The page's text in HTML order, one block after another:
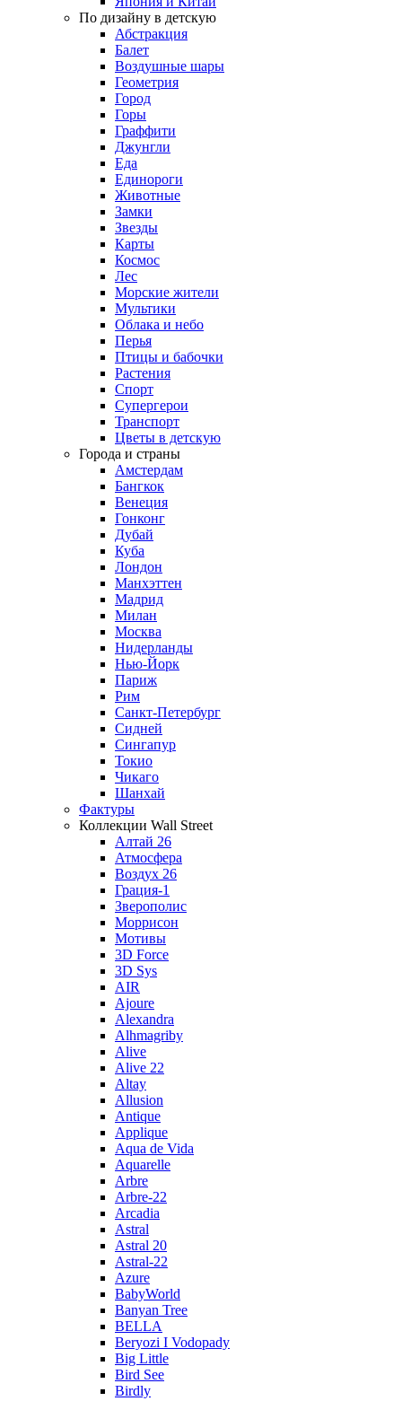
По дизайну в детскую
Абстракция
Балет
Воздушные шары
Геометрия
Город
Горы
Граффити
Джунгли
Еда
Единороги
Животные
Замки
Звезды
Карты
Космос
Лес
Морские жители
Мультики
Облака и небо
Перья
Птицы и бабочки
Растения
Спорт
Супергерои
Транспорт
Цветы в детскую
Города и страны
Амстердам
Бангкок
Венеция
Гонконг
Дубай
Куба
Лондон
Манхэттен
Мадрид
Милан
Москва
Нидерланды
Нью-Йорк
Париж
Рим
Санкт-Петербург
Сидней
Сингапур
Токио
Чикаго
Шанхай
Фактуры
Коллекции Wall Street
Алтай 26
Атмосфера
Воздух 26
Грация-1
Зверополис
Моррисон
Мотивы
3D Force
3D Sys
AIR
Ajoure
Alexandra
Alhmagriby
Alive
Alive 22
Altay
Allusion
Antique
Applique
Aqua de Vida
Aquarelle
Arbre
Arbre-22
Arcadia
Astral
Astral 20
Astral-22
Azure
BabyWorld
Banyan Tree
BELLA
Beryozi I Vodopady
Big Little
Bird See
Birdly